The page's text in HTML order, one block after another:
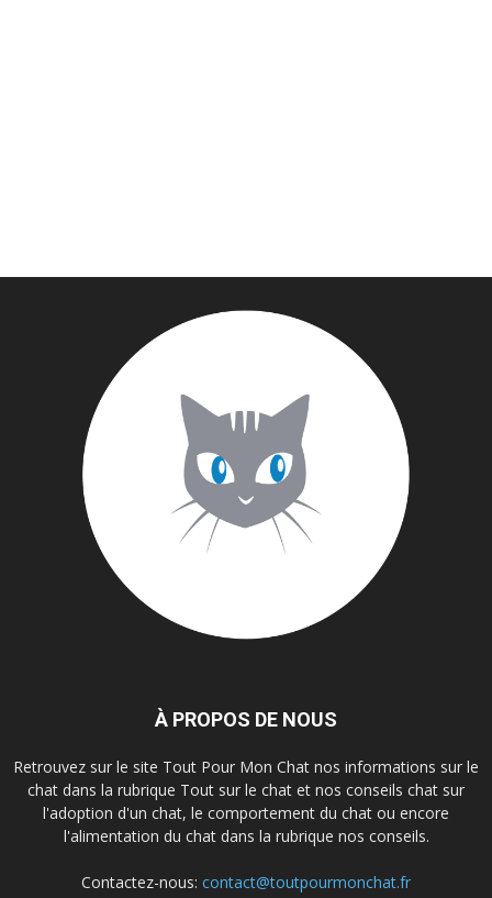
À PROPOS DE NOUS
Retrouvez sur le site Tout Pour Mon Chat nos informations sur le
chat dans la rubrique Tout sur le chat et nos conseils chat sur
l'adoption d'un chat, le comportement du chat ou encore
l'alimentation du chat dans la rubrique nos conseils.
Contactez-nous: contact@toutpourmonchat.fr